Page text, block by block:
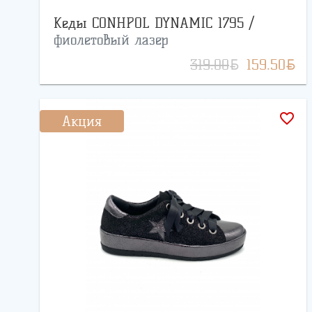
Кеды CONHPOL DYNAMIC 1795 /
фиолетовый лазер
319.00BYN 159.50BYN
Акция favorite_border